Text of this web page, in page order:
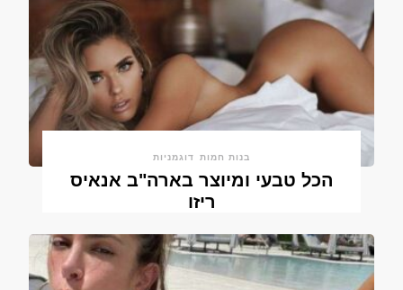
בנות חמות דוגמניות
הכל טבעי ומיוצר בארה"ב אנאיס
ריזו